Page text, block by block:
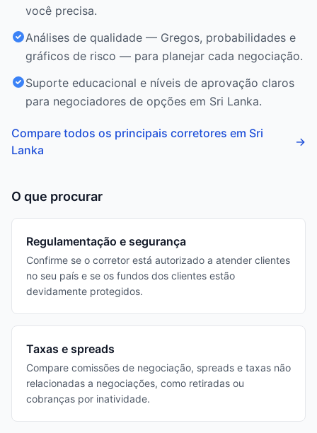
você precisa.
Análises de qualidade — Gregos, probabilidades e
gráficos de risco — para planejar cada negociação.
Suporte educacional e níveis de aprovação claros
para negociadores de opções em Sri Lanka.
Compare todos os principais corretores em Sri
Lanka
→
O que procurar
Regulamentação e segurança
Confirme se o corretor está autorizado a atender clientes
no seu país e se os fundos dos clientes estão
devidamente protegidos.
Taxas e spreads
Compare comissões de negociação, spreads e taxas não
relacionadas a negociações, como retiradas ou
cobranças por inatividade.